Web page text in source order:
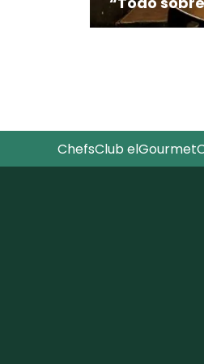
Frigoríficos,
ChefsClub elGourmet